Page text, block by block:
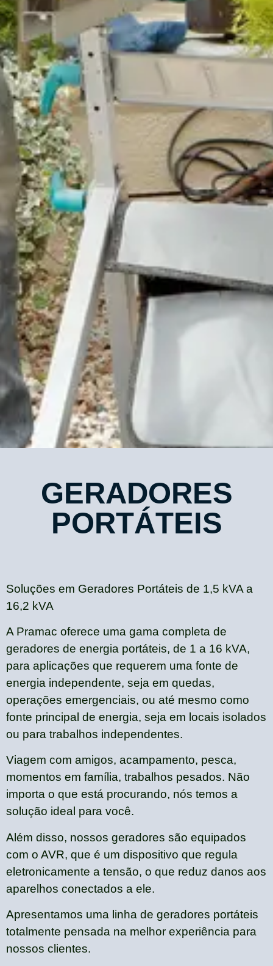
GERADORES
PORTÁTEIS
Soluções em Geradores Portáteis de 1,5 kVA a
16,2 kVA
A Pramac oferece uma gama completa de
geradores de energia portáteis, de 1 a 16 kVA,
para aplicações que requerem uma fonte de
energia independente, seja em quedas,
operações emergenciais, ou até mesmo como
fonte principal de energia, seja em locais isolados
ou para trabalhos independentes.
Viagem com amigos, acampamento, pesca,
momentos em família, trabalhos pesados. Não
importa o que está procurando, nós temos a
solução ideal para você.
Além disso, nossos geradores são equipados
com o AVR, que é um dispositivo que regula
eletronicamente a tensão, o que reduz danos aos
aparelhos conectados a ele.
Apresentamos uma linha de geradores portáteis
totalmente pensada na melhor experiência para
nossos clientes.